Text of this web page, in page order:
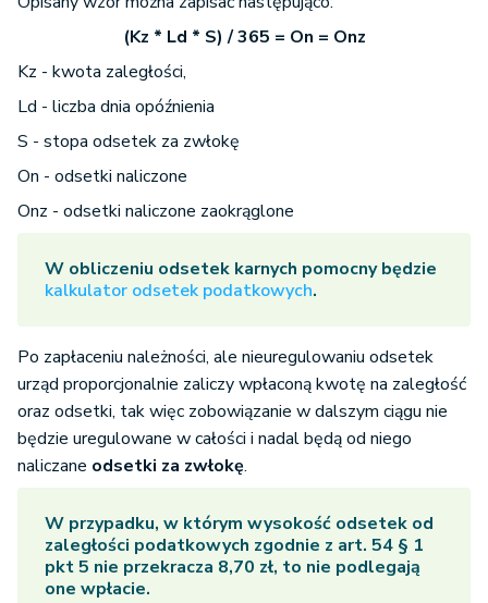
(Kz * Ld * S) / 365 = On = Onz
Kz - kwota zaległości,
Ld - liczba dnia opóźnienia
S - stopa odsetek za zwłokę
On - odsetki naliczone
Onz - odsetki naliczone zaokrąglone
W obliczeniu odsetek karnych pomocny będzie
kalkulator odsetek podatkowych.
Po zapłaceniu należności, ale nieuregulowaniu odsetek
urząd proporcjonalnie zaliczy wpłaconą kwotę na zaległość
oraz odsetki, tak więc zobowiązanie w dalszym ciągu nie
będzie uregulowane w całości i nadal będą od niego
naliczane odsetki za zwłokę.
W przypadku, w którym wysokość odsetek od
zaległości podatkowych zgodnie z art. 54 § 1
pkt 5 nie przekracza 8,70 zł, to nie podlegają
one wpłacie.